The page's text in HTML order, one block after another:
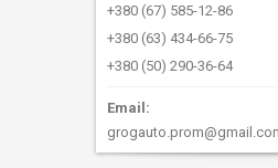
+380 (67) 585-12-86
+380 (63) 434-66-75
+380 (50) 290-36-64